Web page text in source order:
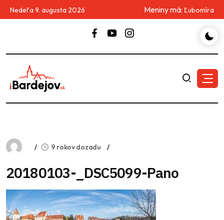
Nedeľa 9. augusta 2026 Meniny má: Ľubomíra
9 rokov dozadu
20180103-_DSC5099-Pano